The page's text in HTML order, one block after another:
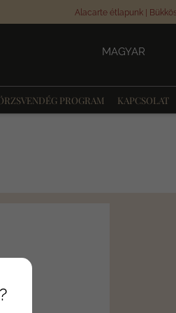
Alacarte étlapunk |
MAGYAR
PROGRAM KAPCSOLAT